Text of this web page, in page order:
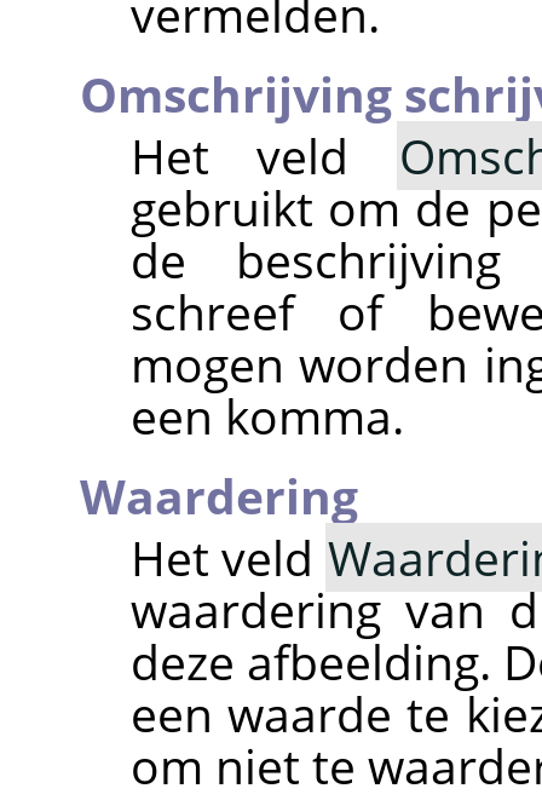
vermelden.
Omschrijving
Het veld
gebruikt om de
de beschrijving
schreef of
mogen worden
een komma.
Waardering
Het veld
waardering van
deze afbeelding.
een waarde te
om niet te